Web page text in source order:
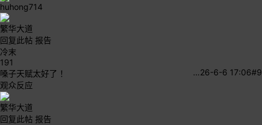
huhong714
繁华大道
回复此帖 报告
冷末
191
#9
26-6-6 17:06
…
嗓子天赋太好了 ！
观众反应
繁华大道
回复此帖 报告